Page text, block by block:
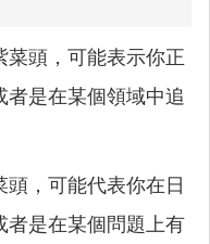
菜頭，可能表示你正
是在某個領域中追
頭，可能代表你在日
者是在某個問題上有